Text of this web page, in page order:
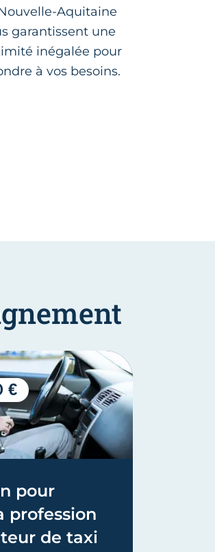
Aquitaine
garantissent une
inégalée pour
à vos besoins.
pour
profession
de taxi
€